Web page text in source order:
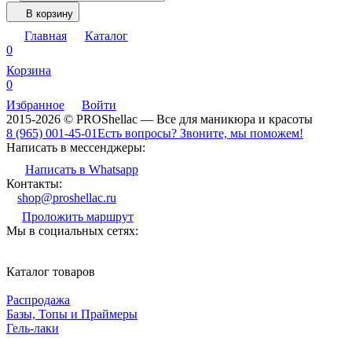
В корзину
Главная
Каталог
0
Корзина
0
Избранное
Войти
2015-2026 © PROShellac — Все для маникюра и красоты
8 (965) 001-45-01Есть вопросы? Звоните, мы поможем!
Написать в мессенджеры:
Написать в Whatsapp
Контакты:
shop@proshellac.ru
Проложить маршрут
Мы в социальных сетях:
Каталог товаров
Распродажа
Базы, Топы и Праймеры
Гель-лаки